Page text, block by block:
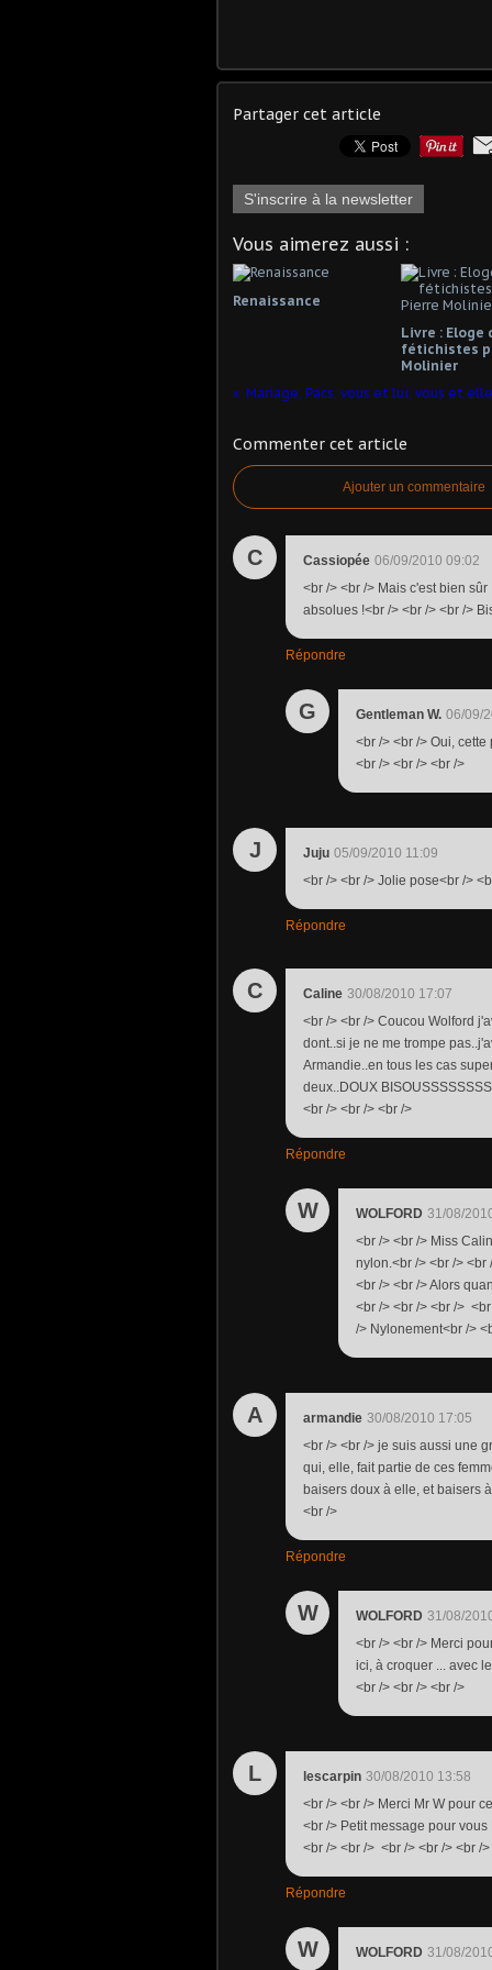
Partager cet article
S'inscrire à la newsletter
Vous aimerez aussi :
Renaissance
Livre : Eloge
fétichistes
Molinier
Mariage, Pacs, vous et lui, vous et
Commenter cet article
Ajouter un commentaire
C Cassiopée 06/09/2010 09:02
<br /> <br /> Mais c'est bien
absolues !<br /> <br /> <br />
Répondre
G Gentleman W. 06/09/
<br /> <br /> Oui,
<br /> <br /> <br />
J Juju 05/09/2010 11:09
<br /> <br /> Jolie pose<br />
Répondre
C Caline 30/08/2010 17:07
<br /> <br /> Coucou Wolford
dont..si je ne me trompe
Armandie..en tous les cas
deux..DOUX
<br /> <br /> <br />
Répondre
W WOLFORD 31/08/
<br /> <br /> Miss
nylon.<br /> <br /> <br
<br /> <br /> Alors
<br /> <br /> <br />
/> Nylonement<br />
A armandie 30/08/2010 17:05
<br /> <br /> je suis aussi une
qui, elle, fait partie de ces
baisers doux à elle, et baisers
<br />
Répondre
W WOLFORD 31/08/
<br /> <br /> Merci
ici, à croquer ... avec
<br /> <br /> <br />
L lescarpin 30/08/2010 13:58
<br /> <br /> Merci Mr W pour
<br /> Petit message pour
<br /> <br /> <br /> <br /> <br /
Répondre
W WOLFORD 31/08/